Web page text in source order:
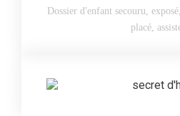
Dossier d'enfant secouru,
placé,